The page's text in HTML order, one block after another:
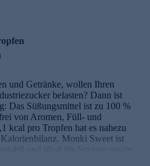
und Getränke, wollen Ihren
belasten? Dann ist
Das Süßungsmittel ist zu 100 %
von Aromen, Füll- und
kcal pro Tropfen hat es nahezu
Monki Sweet ist
und ideal für Speisen sowie
auf Basis der Mönchsfrucht